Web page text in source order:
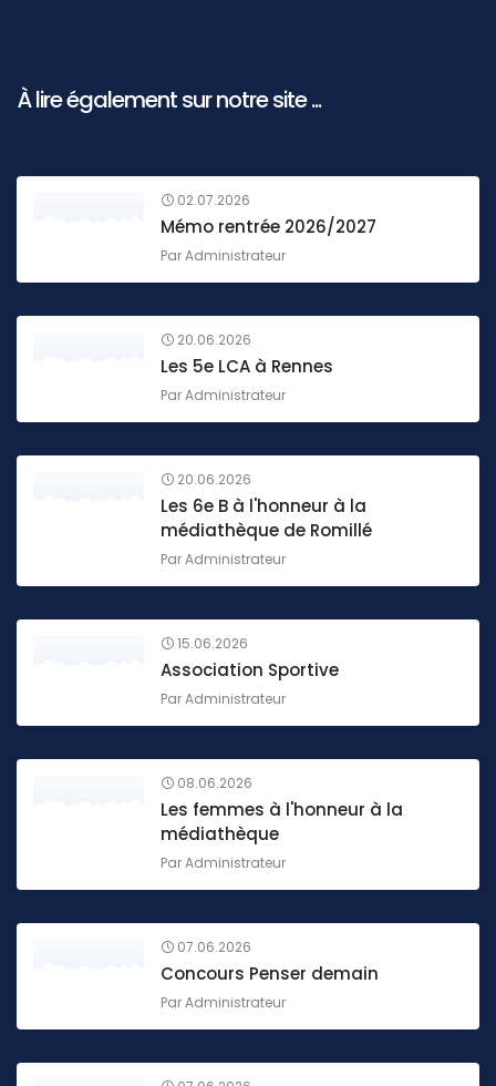
À lire également sur notre site ...
02.07.2026
Mémo rentrée 2026/2027
ParAdministrateur
20.06.2026
Les 5e LCA à Rennes
ParAdministrateur
20.06.2026
Les 6e B à l'honneur à la
médiathèque de Romillé
ParAdministrateur
15.06.2026
Association Sportive
ParAdministrateur
08.06.2026
Les femmes à l'honneur à la
médiathèque
ParAdministrateur
07.06.2026
Concours Penser demain
ParAdministrateur